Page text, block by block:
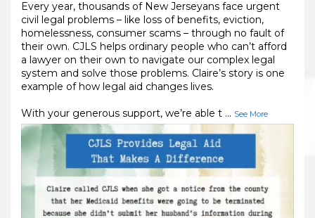
Every year, thousands of New Jerseyans face urgent
civil legal problems – like loss of benefits, eviction,
homelessness, consumer scams – through no fault of
their own. CJLS helps ordinary people who can’t afford
a lawyer on their own to navigate our complex legal
system and solve those problems. Claire’s story is one
example of how legal aid changes lives.
With your generous support, we’re able t ... See More